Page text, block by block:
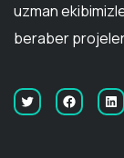
uzman
beraber